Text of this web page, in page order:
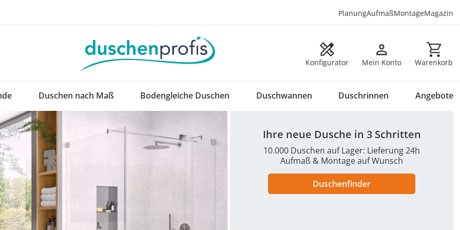
PlanungAufmaßMontageMagazin
Konfigurator Mein Konto Warenkorb
Warenkorb
Duschen nach Maß Bodengleiche Duschen Duschwannen Duschrinnen Angebote
Ihre neue Dusche in 3 Schritten
10.000 Duschen auf Lager: Lieferung 24h
Aufmaß & Montage auf Wunsch
Duschenfinder